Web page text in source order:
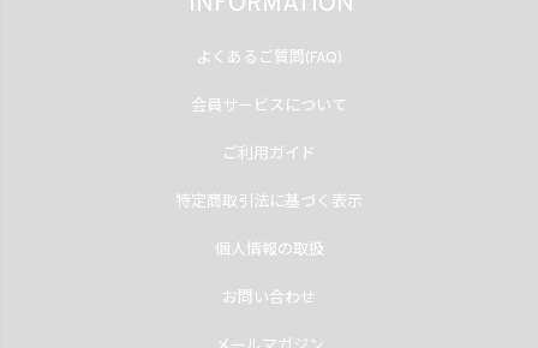
よくあるご質問(FAQ)
会員サービスについて
ご利用ガイド
特定商取引法に基づく表示
個人情報の取扱
お問い合わせ